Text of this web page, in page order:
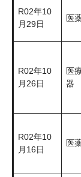
R02年10
月29日
医
R02年10
月26日
医
器
R02年10
月16日
医